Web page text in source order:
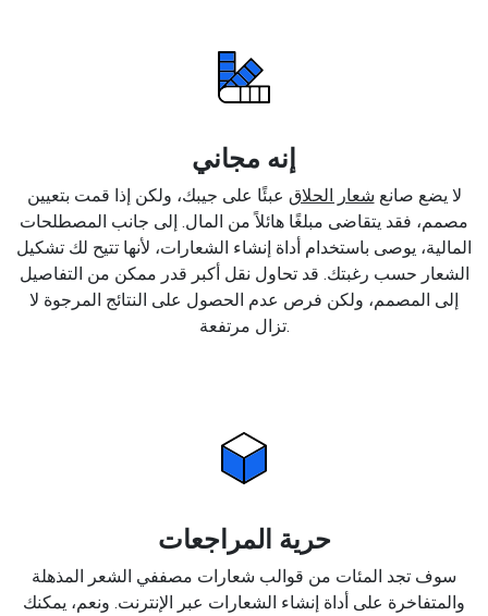
إنه مجاني
لا يضع صانع شعار الحلاق عبئًا على جيبك، ولكن إذا قمت بتعيين
مصمم، فقد يتقاضى مبلغًا هائلاً من المال. إلى جانب المصطلحات
المالية، يوصى باستخدام أداة إنشاء الشعارات، لأنها تتيح لك تشكيل
الشعار حسب رغبتك. قد تحاول نقل أكبر قدر ممكن من التفاصيل
إلى المصمم، ولكن فرص عدم الحصول على النتائج المرجوة لا
تزال مرتفعة.
حرية المراجعات
سوف تجد المئات من قوالب شعارات مصففي الشعر المذهلة
والمتفاخرة على أداة إنشاء الشعارات عبر الإنترنت. ونعم، يمكنك